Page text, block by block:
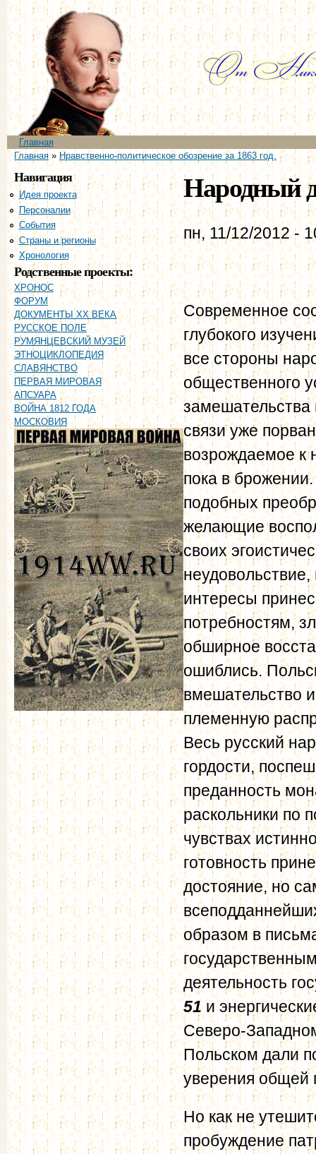
Главное меню
Главная
Вы здесь
Главная» Нравственно-политическое обозрение за 1863 год.
Навигация
Идея проекта
Персоналии
События
Страны и регионы
Хронология
Родственные проекты:
ХРОНОС
ФОРУМ
ДОКУМЕНТЫ XX ВЕКА
РУССКОЕ ПОЛЕ
РУМЯНЦЕВСКИЙ МУЗЕЙ
ЭТНОЦИКЛОПЕДИЯ
СЛАВЯНСТВО
ПЕРВАЯ МИРОВАЯ
АПСУАРА
ВОЙНА 1812 ГОДА
МОСКОВИЯ
Народный
пн, 11/12/2012 -
Современное
глубокого
все стороны
общественного
связи уже
возрождаемое к
пока в
подобных
желающие
своих
интересы
потребностям,
обширное
ошиблись.
вмешательство
племенную
Весь русский
гордости,
преданность
раскольники по
чувствах
готовность
достояние, но
образом в
деятельность
51и
Северо-
Польском дали
уверения общей
Но как не
пробуждение